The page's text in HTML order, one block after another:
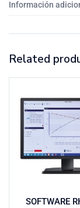
Información
Related
SOFTWARE